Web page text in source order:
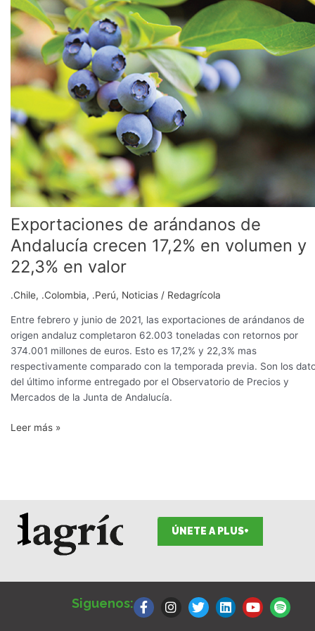
Exportaciones de arándanos de
Andalucía crecen 17,2% en volumen y
22,3% en valor
.Chile, .Colombia, .Perú, Noticias / Redagrícola
Entre febrero y junio de 2021, las exportaciones de arándanos de
origen andaluz completaron 62.003 toneladas con retornos por
374.001 millones de euros. Esto es 17,2% y 22,3% mas
respectivamente comparado con la temporada previa. Son los
del último informe entregado por el Observatorio de Precios y
Mercados de la Junta de Andalucía.
arándanos
de
Andalucía
crecen
17,2%
en
y
22,3%
en
valor
Leer más »
ÚNETE A PLUS+
Siguenos:
a
c
n
s
w
i
i
n
o
u
p
o